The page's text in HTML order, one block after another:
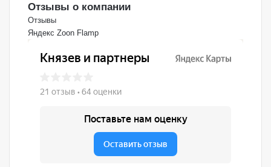
Отзывы о компании
Отзывы
Яндекс Zoon Flamp